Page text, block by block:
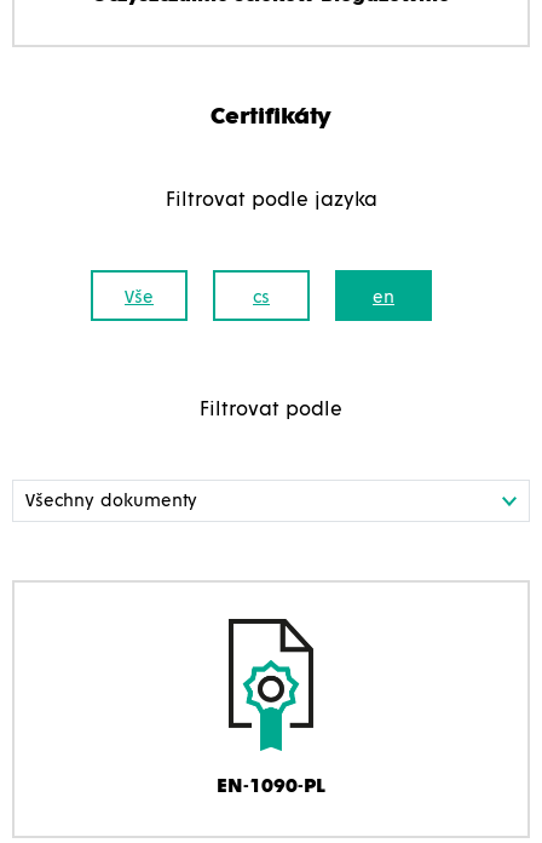
Certifikáty
Filtrovat podle jazyka
Vše cs en
Filtrovat podle
EN-1090-PL